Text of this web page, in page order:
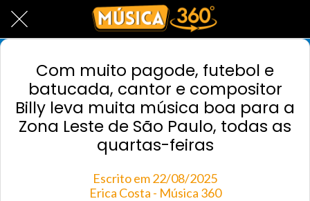
Com muito pagode, futebol e
batucada, cantor e compositor
Billy leva muita música boa para a
Zona Leste de São Paulo, todas as
quartas-feiras
Escrito em 22/08/2025
Erica Costa - Música 360